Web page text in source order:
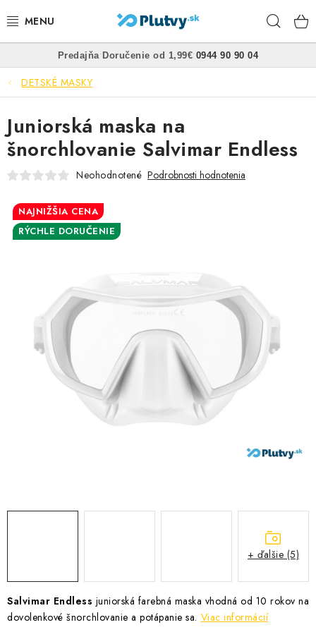
na
PLÁVANIE
ŠNORCHLOVANIE
FREEDIVING
SPEARFISHING
POTÁPANIE
OBLEČENIE
VŠETKO PRE DETI
HRAČKY DO VODY
PODVODNÉ SKÚTRE
Predajňa• Doručenie od 1,99€• 0944 90 90 04
DETSKÉ MASKY
Salvimar Endless juniorská farebná maska vhodná od 10 rokov na
dovolenkové šnorchlovanie a potápanie sa. Viac informácií
Juniorská maska na
šnorchlovanie Salvimar Endless
Neohodnotené Podrobnosti hodnotenia
NAJNIŽŠIA CENA
RÝCHLE DORUČENIE
+ ďalšie (5)